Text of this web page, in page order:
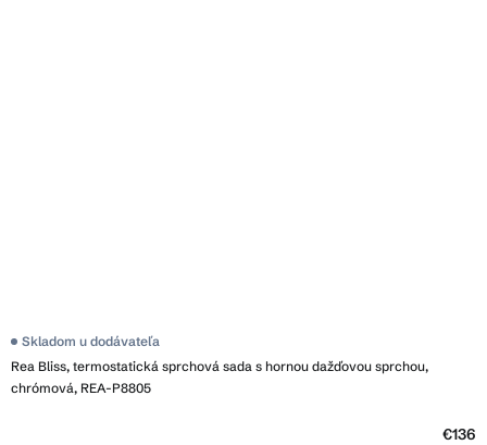
Rea Bliss, termostatická sprchová sada s hornou dažďovou sprchou,
chrómová, REA-P8805
Skladom u dodávateľa
€136